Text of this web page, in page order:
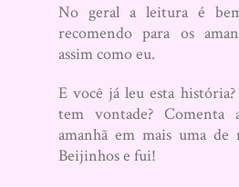
No geral a leitura é
recomendo para os
assim como eu.
E você já leu esta
tem vontade?
amanhã em mais uma de
Beijinhos e fui!